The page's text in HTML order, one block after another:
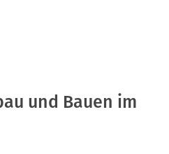
und Bauen im